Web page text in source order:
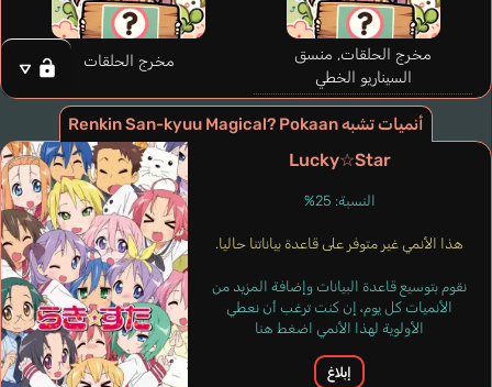
مخرج الحلقات, منسق
السيناريو الخطي
مخرج الحلقات
Dr. K-Ko
Tsuda Shouko
أنميات تشبه Renkin San-kyuu Magical? Pokaan
Lucky☆Star
النسبة: 25%
هذا الأنمي غير متوفر على قاعدة بياناتنا حاليا.
نقوم بتوسيع قاعدة البيانات وإضافة المزيد من
الأنميات كل يوم، إن كنت ترغب أن نعطي
الأولوية لهذا الأنمي اضغط هنا
إبلاغ